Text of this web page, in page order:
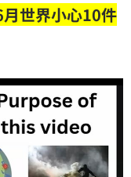
月世界小心10件